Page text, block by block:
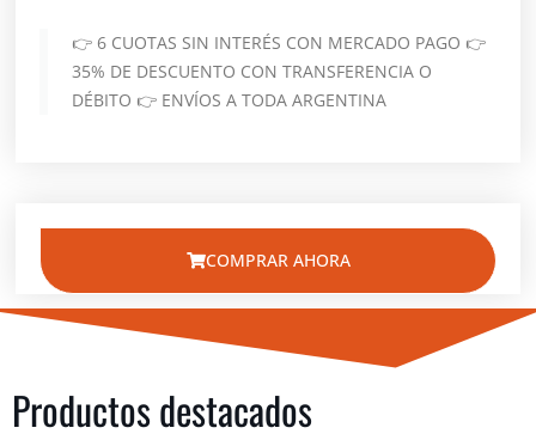
👉 6 CUOTAS SIN INTERÉS CON MERCADO PAGO 👉
35% DE DESCUENTO CON TRANSFERENCIA O
DÉBITO 👉 ENVÍOS A TODA ARGENTINA
COMPRAR AHORA
Productos destacados